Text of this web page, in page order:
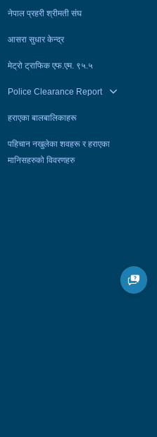
नेपाल प्रहरी श्रीमती संघ
आसरा सुधार केन्द्र
मेट्रो ट्राफिक एफ.एम. ९५.५
Police Clearance Report
हराएका बालबालिकाहरू
पहिचान नखुलेका शवहरू र हराएका
मानिसहरुको विवरणहरु